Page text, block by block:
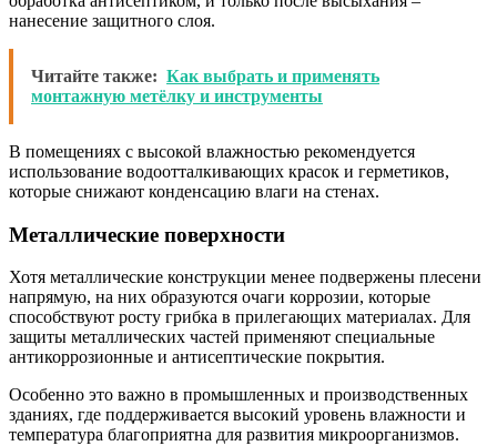
нанесение защитного слоя.
Читайте также: Как выбрать и применять
монтажную метёлку и инструменты
В помещениях с высокой влажностью рекомендуется
использование водоотталкивающих красок и герметиков,
которые снижают конденсацию влаги на стенах.
Металлические поверхности
Хотя металлические конструкции менее подвержены плесени
напрямую, на них образуются очаги коррозии, которые
способствуют росту грибка в прилегающих материалах. Для
защиты металлических частей применяют специальные
антикоррозионные и антисептические покрытия.
Особенно это важно в промышленных и производственных
зданиях, где поддерживается высокий уровень влажности и
температура благоприятна для развития микроорганизмов.